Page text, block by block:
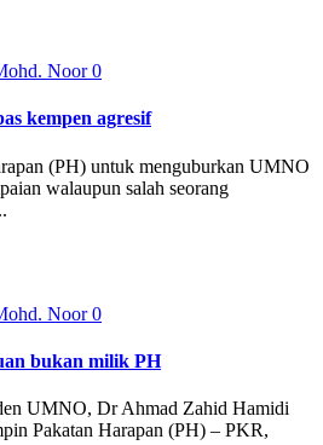
Noor0
kempen agresif
(PH) untuk menguburkan UMNO
walaupun salah seorang
Noor0
bukan milik PH
UMNO, Dr Ahmad Zahid Hamidi
Pakatan Harapan (PH) – PKR,